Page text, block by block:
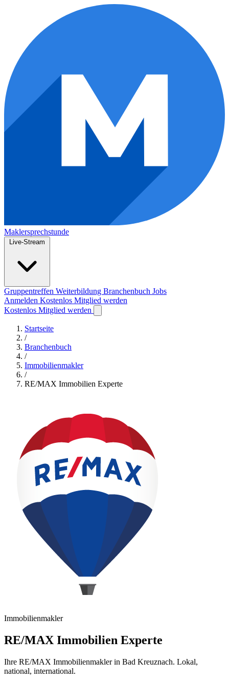
Maklersprechstunde
Live-Stream
Gruppentreffen Weiterbildung Branchenbuch Jobs
Anmelden Kostenlos Mitglied werden
Kostenlos Mitglied werden
Startseite
/
Branchenbuch
/
Immobilienmakler
/
RE/MAX Immobilien Experte
Immobilienmakler
RE/MAX Immobilien Experte
Ihre RE/MAX Immobilienmakler in Bad Kreuznach. Lokal,
national, international.